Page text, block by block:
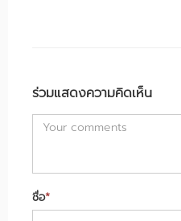
ร่วมแสดงความคิดเห็น
ชื่อ*